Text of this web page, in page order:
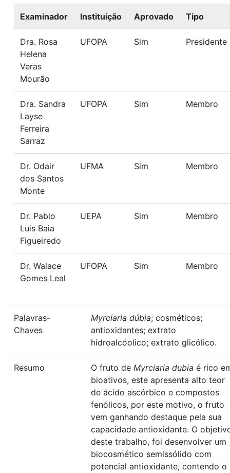
Examinador Instituição Aprovado Tipo
Dra. Rosa
Helena
Veras
Mourão
UFOPA Sim Presidente
Dra. Sandra
Layse
Ferreira
Sarraz
UFOPA Sim Membro
Dr. Odair
dos Santos
Monte
UFMA Sim Membro
Dr. Pablo
Luis Baia
Figueiredo
UEPA Sim Membro
Dr. Walace
Gomes Leal
UFOPA Sim Membro
Palavras-
Chaves
Myrciaria dúbia; cosméticos;
antioxidantes; extrato
hidroalcóolico; extrato glicólico.
Resumo O fruto de Myrciaria dubia é rico
bioativos, este apresenta alto teor
de ácido ascórbico e compostos
fenólicos, por este motivo, o fruto
vem ganhando destaque pela sua
capacidade antioxidante. O
deste trabalho, foi desenvolver um
biocosmético semissólido com
potencial antioxidante, contendo o